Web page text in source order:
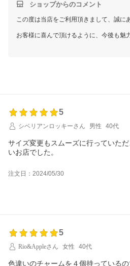
ショップからのコメント
この度は当店をご利用頂きまして、誠に
お客様に喜んで頂けるように、今後も魅
5
シベリアンロッキーさん
男性 40代
サイズ変更もスムーズに行っていた
いお店でした。
注文日：2024/05/30
5
Rio&Appleさん
女性 40代
色違いのチャームを４個持っている